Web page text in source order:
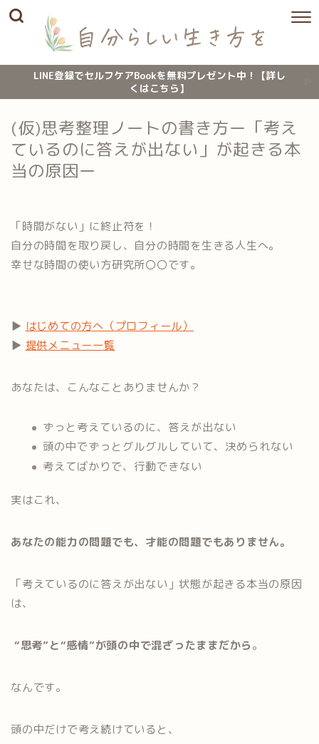
LINE登録でセルフケアBookを無料プレゼント中！【詳し
くはこちら】
(仮)思考整理ノートの書き方ー「考え
ているのに答えが出ない」が起きる本
当の原因ー
「時間がない」に終止符を！
自分の時間を取り戻し、自分の時間を生きる人生へ。
幸せな時間の使い方研究所〇〇です。
▶︎ はじめての方へ（プロフィール）
▶︎ 提供メニュー一覧
あなたは、こんなことありませんか？
ずっと考えているのに、答えが出ない
頭の中でずっとグルグルしていて、決められない
考えてばかりで、行動できない
実はこれ、
あなたの能力の問題でも、才能の問題でもありません。
「考えているのに答えが出ない」状態が起きる本当の原因
は、
“思考”と“感情”が頭の中で混ざったままだから。
なんです。
頭の中だけで考え続けていると、